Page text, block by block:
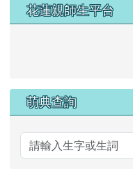
左邊區域內容
花蓮親師生平台
萌典查詢